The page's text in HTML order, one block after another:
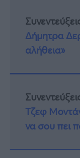
Δήμητρα
αλήθεια»
Τζεφ
να σου πει